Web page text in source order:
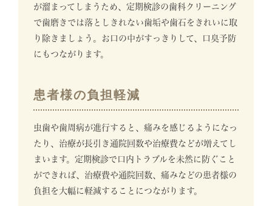
が溜まってしまうため、定期検診の歯科クリーニング
で歯磨きでは落としきれない歯垢や歯石をきれいに取
り除きましょう。お口の中がすっきりして、口臭予防
にもつながります。
患者様の負担軽減
虫歯や歯周病が進行すると、痛みを感じるようになっ
たり、治療が長引き通院回数や治療費などが増えてし
まいます。定期検診で口内トラブルを未然に防ぐこと
ができれば、治療費や通院回数、痛みなどの患者様の
負担を大幅に軽減することにつながります。